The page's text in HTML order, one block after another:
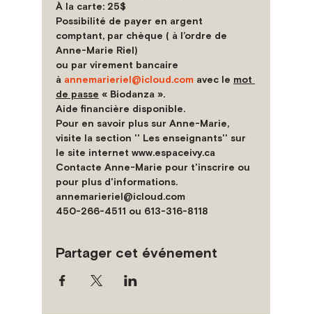
À la carte: 25$
Possibilité de payer en argent
comptant, par chèque ( à l’ordre de
Anne-Marie Riel)
ou par virement bancaire
à annemarieriel@icloud.com avec le mot
de passe « Biodanza ».
Aide financière disponible.
Pour en savoir plus sur Anne-Marie,
visite la section '' Les enseignants'' sur
le site internet www.espaceivy.ca
Contacte Anne-Marie pour t'inscrire ou
pour plus d'informations.
annemarieriel@icloud.com
450-266-4511 ou 613-316-8118
Partager cet événement